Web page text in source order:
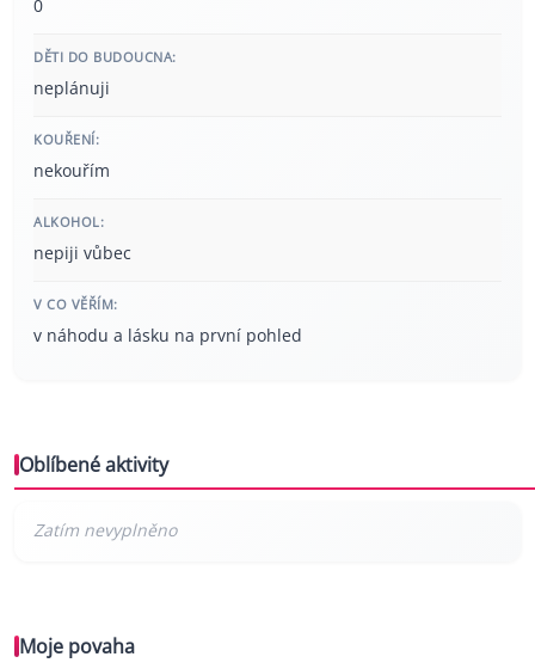
0
DĚTI DO BUDOUCNA:
neplánuji
KOUŘENÍ:
nekouřím
ALKOHOL:
nepiji vůbec
V CO VĚŘÍM:
v náhodu a lásku na první pohled
Oblíbené aktivity
Moje povaha